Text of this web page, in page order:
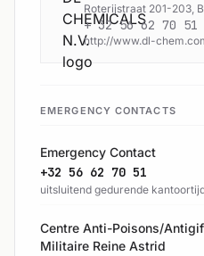
Roterijstraat 201-203,
+ 32 56 62 70 51
http://www.dl-
EMERGENCY CONTACTS
Emergency Contact
+32 56 62 70 51
uitsluitend gedurende
Centre Anti-Poisons/
Militaire Reine Astrid